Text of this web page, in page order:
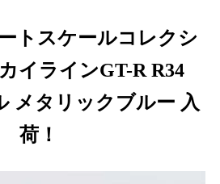
トスケールコレクシ
イラインGT-R R34
メタリックブルー 入
荷！